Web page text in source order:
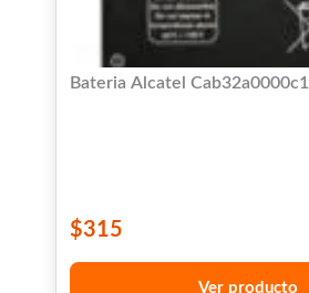
Bateria Alcatel Cab32a0000c1
$315
Ver producto